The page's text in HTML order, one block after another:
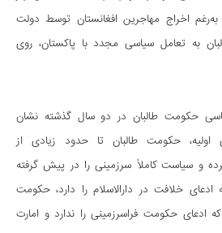
اخراج مهاجرین افغانستان توسط دولت
به تعامل سیاسی مجدد با پاکستان، روی
حکومت طالبان در دو سال گذشته نشان
حکومت طالبان تا حدود زیادی از
و سیاست کاملاً سرزمینی را در پیش گرفته
خلافت در دارالاسلام را دارد، حکومت
ادعای حکومت فراسرزمینی را ندارد و امارت